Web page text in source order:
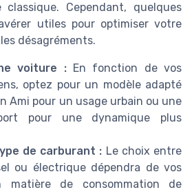
Cependant, quelques
utiles pour optimiser votre
désagréments.
voiture :En fonction de vos
optez pour un modèle adapté
Ami pour un usage urbain ou une
pour une dynamique plus
de carburant : Le choix entre
ou électrique dépendra de vos
matière de consommation de